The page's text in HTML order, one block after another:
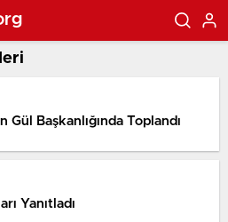
Gül Başkanlığında Toplandı
Yanıtladı